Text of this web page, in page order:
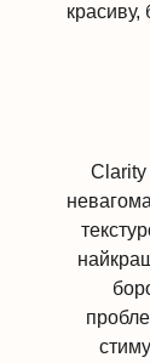
красиву,
Clarity